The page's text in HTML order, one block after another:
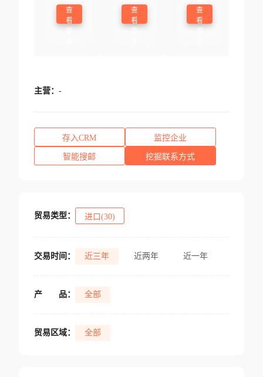
查
看
查
看
查
看
主营： -
存入CRM 监控企业
智能搜邮 挖掘联系方式
贸易类型： 进口(30)
交易时间： 近三年 近两年 近一年
产 品： 全部
贸易区域： 全部